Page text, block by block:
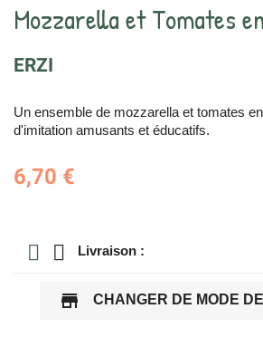
Mozzarella et Tomates
ERZI
Un ensemble de mozzarella et tomates
d'imitation amusants et éducatifs.
6,70 €
Livraison :
store CHANGER DE MODE